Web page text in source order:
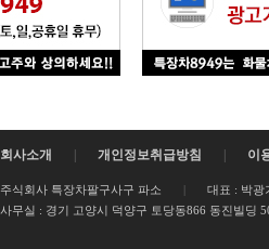
회사소개 개인정보취급방침 이
주식회사 특장차팔구사구 파소 |
대표 : 박광
사무실 : 경기 고양시 덕양구 토당동866 동진빌딩